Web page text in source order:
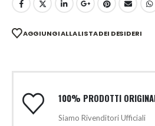
AGGIUNGI ALLA LISTA DEI DESIDERI
100% PRODOTTI
Siamo Rivenditori Ufficiali